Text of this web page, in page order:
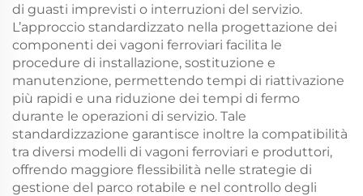
di guasti imprevisti o interruzioni del servizio.
L’approccio standardizzato nella progettazione dei
componenti dei vagoni ferroviari facilita le
procedure di installazione, sostituzione e
manutenzione, permettendo tempi di riattivazione
più rapidi e una riduzione dei tempi di fermo
durante le operazioni di servizio. Tale
standardizzazione garantisce inoltre la compatibilità
tra diversi modelli di vagoni ferroviari e produttori,
offrendo maggiore flessibilità nelle strategie di
gestione del parco rotabile e nel controllo degli